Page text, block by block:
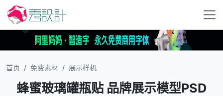
首页 免费素材 展示样机
蜂蜜玻璃罐瓶贴 品牌展示模型PSD